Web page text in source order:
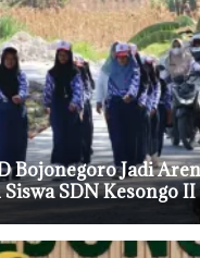
Bojonegoro Jadi
SDN Kesongo II